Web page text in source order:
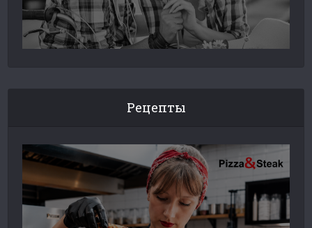
Рецепты